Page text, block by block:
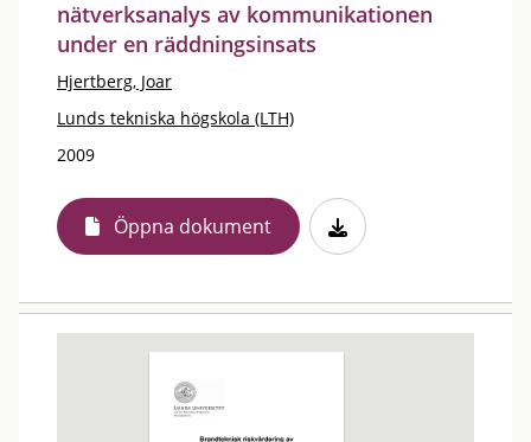
nätverksanalys av kommunikationen
under en räddningsinsats
Hjertberg, Joar
Lunds tekniska högskola (LTH)
2009
Öppna dokument